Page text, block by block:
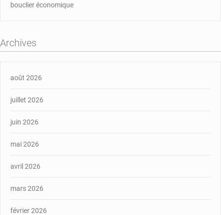
bouclier économique
Archives
août 2026
juillet 2026
juin 2026
mai 2026
avril 2026
mars 2026
février 2026